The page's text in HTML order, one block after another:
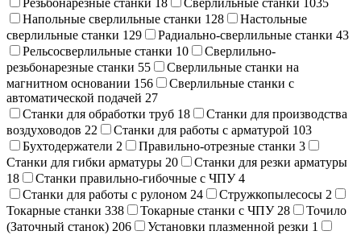
Резьбонарезные станки 18 Сверлильные станки 1035
Напольные сверлильные станки 128
Настольные
сверлильные станки 129 Радиально-сверлильные станки 43
Рельсосверлильные станки 10
Сверлильно-
резьбонарезные станки 55
Сверлильные станки на
магнитном основании 156
Сверлильные станки с
автоматической подачей 27
Станки для обработки труб 18
Станки для производства
воздуховодов 22 Станки для работы с арматурой 103
Бухтодержатели 2 Правильно-отрезные станки 3
Станки для гибки арматуры 20
Станки для резки арматуры
18
Станки правильно-гибочные с ЧПУ4
Станки для работы с рулоном 24 Стружкопылесосы 2
Токарные станки 338 Токарные станки с ЧПУ28
Точило
(Заточный станок) 206 Установки плазменной резки 1